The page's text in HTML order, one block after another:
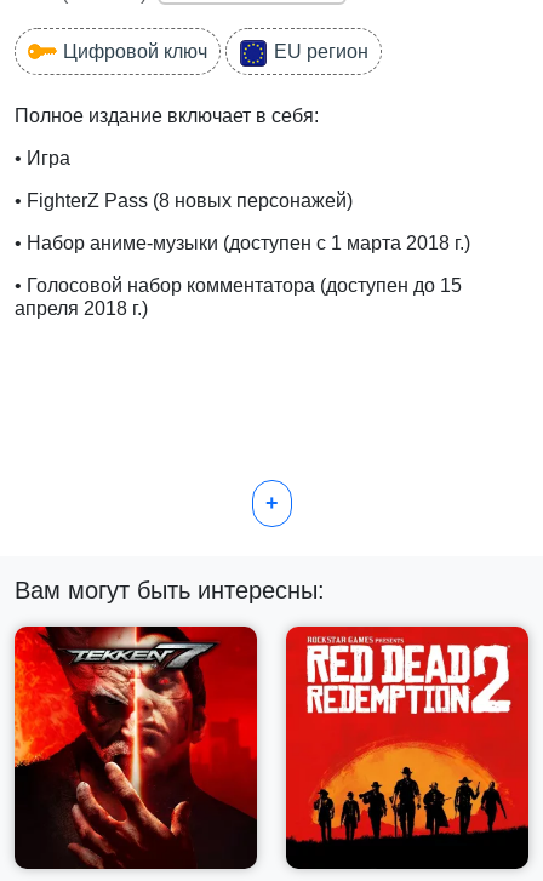
Цифровой ключ EU регион
Полное издание включает в себя:
• Игра
• FighterZ Pass (8 новых персонажей)
• Набор аниме-музыки (доступен с 1 марта 2018 г.)
• Голосовой набор комментатора (доступен до 15
апреля 2018 г.)
+
Вам могут быть интересны: